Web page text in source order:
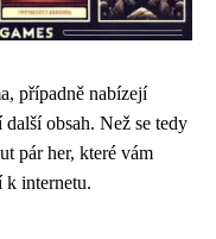
případně nabízejí
obsah. Než se tedy
pár her, které vám
internetu.